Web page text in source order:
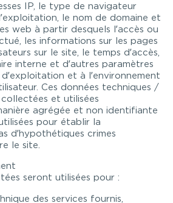
IP, le type de navigateur
le nom de domaine et
web à partir desquels l’accès ou
les informations sur les pages
sur le site, le temps d’accès,
interne et d’autres paramètres
et à l’environnement
Ces données techniques /
et utilisées
agrégée et non identifiante
pour établir la
d’hypothétiques crimes
le site.
seront utilisées pour :
des services fournis,